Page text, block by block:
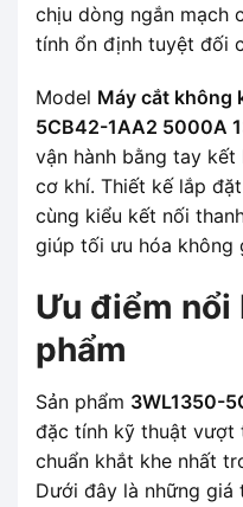
chịu dòng ngắn mạch
tính ổn định tuyệt đối
Model Máy cắt không
5CB42-1AA2 5000A
vận hành bằng tay
cơ khí. Thiết kế lắp
cùng kiểu kết nối
giúp tối ưu hóa không
Ưu điểm nổi
phẩm
Sản phẩm 3WL1350-
đặc tính kỹ thuật vượt
chuẩn khắt khe nhất
Dưới đây là những